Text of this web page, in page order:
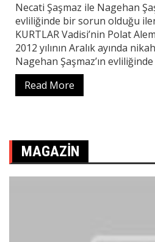
Necati Şaşmaz ile Nagehan
evliliğinde bir sorun olduğu
KURTLAR Vadisi’nin Polat
2012 yılının Aralık ayında
Nagehan Şaşmaz’ın
Read More
MAGAZIN